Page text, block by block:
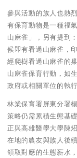
參與活動的族人也熱
有保育動物是一種福
山麻雀」，另有提到
候即有看過山麻雀，
經爬樹看過山麻雀的
山麻雀保育行動，如
政府或相關單位的執
林業保育署屏東分署
策略仍需累積生態基
正與高雄醫學大學陳
在地的農友與族人後
領取對應的生態薪水